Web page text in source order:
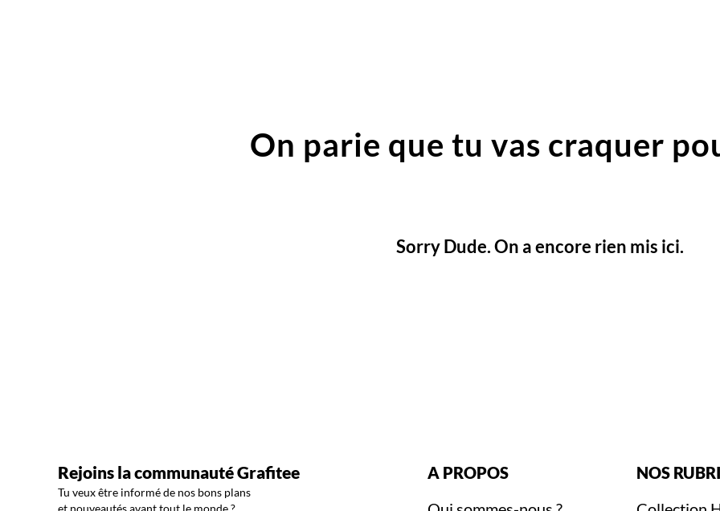
On parie que tu vas craquer
Sorry Dude. On a encore rien mis ici.
Rejoins la communauté Grafitee
Tu veux être informé de nos bons plans
et nouveautés avant tout le monde ?
A PROPOS
NOS